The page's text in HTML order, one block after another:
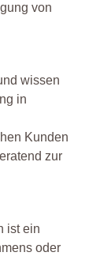
von
wissen
in
Kunden
zur
ist ein
oder